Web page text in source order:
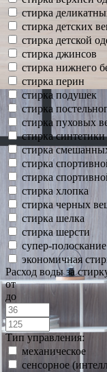
стирка
стирка детских
стирка детской
стирка джинсов
стирка нижнего
стирка перин
стирка подушек
стирка
стирка пуховых
стирка синтетики
стирка
стирка
стирка
стирка хлопка
стирка черных
стирка шелка
стирка шерсти
супер-полоскание
экономичная
Расход воды за
от
до
Тип управления:
механическое
сенсорное